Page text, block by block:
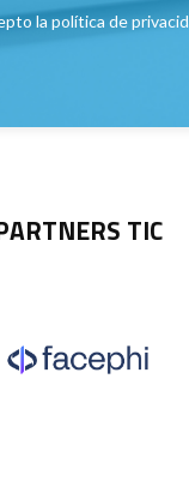
la política de
TIC